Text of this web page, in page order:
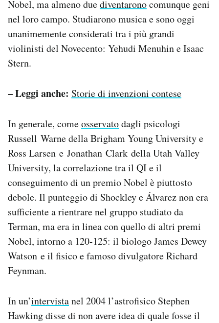
Nobel, ma almeno duediventaronocomunque geni
nel loro campo. Studiarono musica e sono oggi
unanimemente considerati tra i più grandi
violinisti del Novecento: Yehudi Menuhin e Isaac
Stern.
– Leggi anche: Storie di invenzioni contese
In generale, comeosservatodagli psicologi
Russell Warne della Brigham Young University e
Ross Larsen e Jonathan Clark della Utah Valley
University, la correlazione tra il QI e il
conseguimento di un premio Nobel è piuttosto
debole. Il punteggio di Shockley e Álvarez non era
sufficiente a rientrare nel gruppo studiato da
Terman, ma era in linea con quello di altri premi
Nobel, intorno a 120-125: il biologo James Dewey
Watson e il fisico e famoso divulgatore Richard
Feynman.
In un’intervistanel 2004 l’astrofisico Stephen
Hawking disse di non avere idea di quale fosse il